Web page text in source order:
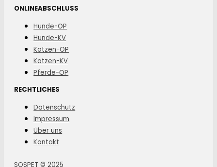
ONLINEABSCHLUSS
Hunde-OP
Hunde-KV
Katzen-OP
Katzen-KV
Pferde-OP
RECHTLICHES
Datenschutz
Impressum
Über uns
Kontakt
SOSPET © 2025